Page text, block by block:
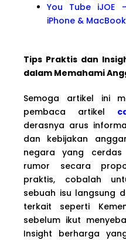
You Tube iJOE
iPhone & MacBook
Tips Praktis dan
dalam Memahami
Semoga artikel ini
pembaca artikel
derasnya arus
dan kebijakan
negara yang
rumor secara
praktis, cobalah
sebuah isu langsung
terkait seperti
sebelum ikut
Insight berharga